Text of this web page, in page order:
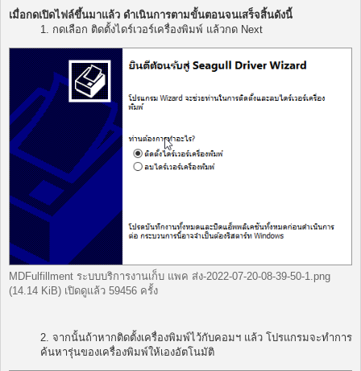
เมื่อกดเปิดไฟล์ขึ้นมาแล้ว ดำเนินการตามขั้นตอนจนเสร็จสิ้นดังนี้
1. กดเลือก ติดตั้งไดร์เวอร์เครื่องพิมพ์ แล้วกด Next
MDFulfillment ระบบบริการงานเก็บ แพค ส่ง-2022-07-20-08-39-50-1.png
(14.14 KiB) เปิดดูแล้ว 59456 ครั้ง
2. จากนั้นถ้าหากติดตั้งเครื่องพิมพ์ไว้กับคอมฯ แล้ว โปรแกรมจะทำการ
ค้นหารุ่นของเครื่องพิมพ์ให้เองอัตโนมัติ